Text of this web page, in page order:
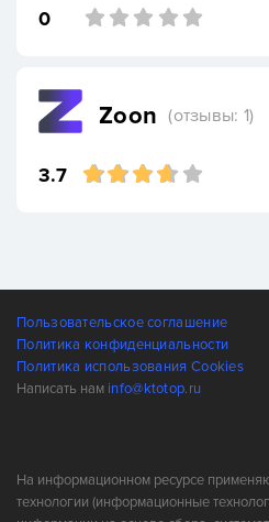
0
Zoon (отзывы: 1)
3.7
Пользовательское соглашение
Политика конфиденциальности
Политика использования Cookies
Написать нам info@ktotop.ru
На информационном ресурсе
технологии (информационные